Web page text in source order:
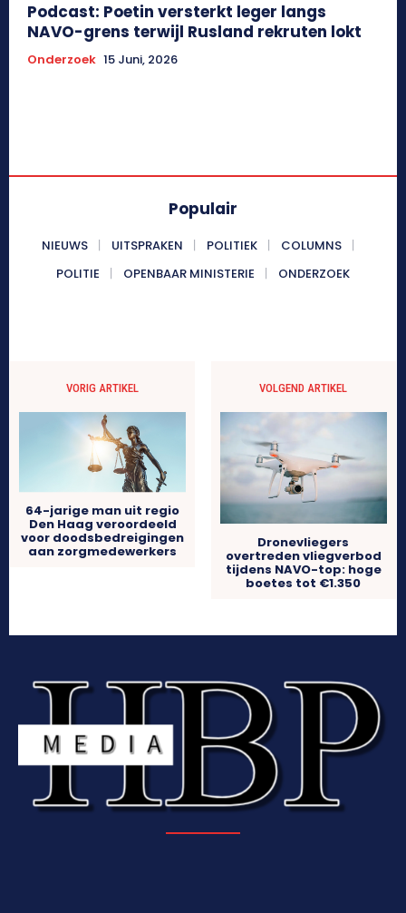
Podcast: Poetin versterkt leger langs
NAVO-grens terwijl Rusland rekruten lokt
Onderzoek 15 Juni, 2026
Populair
NIEUWS UITSPRAKEN POLITIEK
COLUMNS
POLITIE
OPENBAAR MINISTERIE ONDERZOEK
VORIG ARTIKEL
64-jarige man uit regio
Den Haag veroordeeld
voor doodsbedreigingen
aan zorgmedewerkers
VOLGEND ARTIKEL
Dronevliegers
overtreden vliegverbod
tijdens NAVO-top: hoge
boetes tot €1.350